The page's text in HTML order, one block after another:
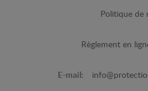
Politique de
Règlement en
E-mail: